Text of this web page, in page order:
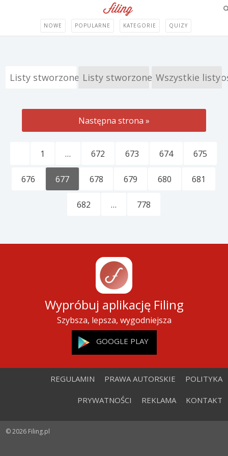
NOWE POPULARNE KATEGORIE QUIZY
Listy stworzone przez Filing
Listy stworzone przezWszystkie listy
Następna strona »
1 … 672 673 674 675
676 677 678 679 680 681
682 … 778
Wypróbuj aplikację Filing
Szybsza, lepsza, wygodniejsza
GOOGLE PLAY
REGULAMIN PRAWA AUTORSKIE POLITYKA
PRYWATNOŚCI REKLAMA KONTAKT
© 2026 Filing.pl